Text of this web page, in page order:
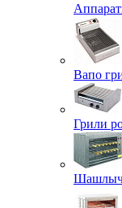
Вапо
Грили